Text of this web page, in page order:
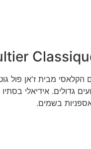
מבית ז'אן פול
גדולים. אידיאלי
בשמים.